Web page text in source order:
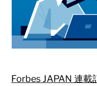
Forbes JAPAN 連載